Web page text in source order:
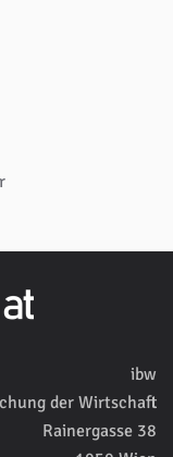
ibw
der Wirtschaft
Rainergasse 38